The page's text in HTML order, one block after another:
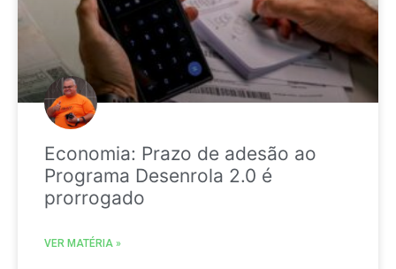
Economia: Prazo de adesão ao
Programa Desenrola 2.0 é
prorrogado
VER MATÉRIA »